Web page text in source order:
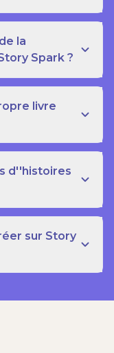
la
Spark ?
livre
d''histoires
sur Story